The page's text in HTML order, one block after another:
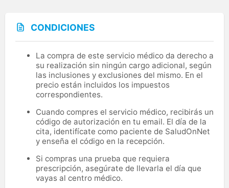
CONDICIONES
La compra de este servicio médico da derecho a
su realización sin ningún cargo adicional, según
las inclusiones y exclusiones del mismo. En el
precio están incluidos los impuestos
correspondientes.
Cuando compres el servicio médico, recibirás un
código de autorización en tu email. El día de la
cita, identifícate como paciente de SaludOnNet
y enseña el código en la recepción.
Si compras una prueba que requiera
prescripción, asegúrate de llevarla el día que
vayas al centro médico.